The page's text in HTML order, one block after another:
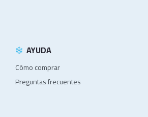
AYUDA
Cómo comprar
Preguntas frecuentes